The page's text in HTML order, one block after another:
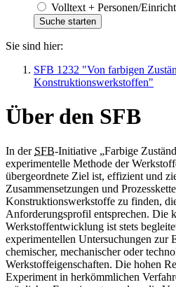
Volltext + Personen/
Sie sind hier:
SFB 1232 "Von farbigen
Konstruktionswerkstoffen"
Über den SFB
In der SFB-Initiative „Farbige
experimentelle Methode der
übergeordnete Ziel ist, effizient und
Zusammensetzungen und
Konstruktionswerkstoffe zu finden,
Anforderungsprofil entsprechen. Die
Werkstoffentwicklung ist stets
experimentellen Untersuchungen zur
chemischer, mechanischer oder
Werkstoffeigenschaften. Die hohen
Experiment in herkömmlichen